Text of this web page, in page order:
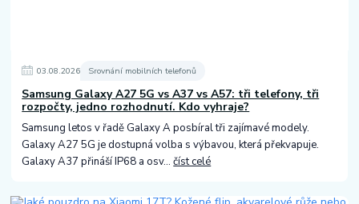
03.08.2026 Srovnání mobilních telefonů
Samsung Galaxy A27 5G vs A37 vs A57: tři telefony, tři
rozpočty, jedno rozhodnutí. Kdo vyhraje?
Samsung letos v řadě Galaxy A posbíral tři zajímavé modely.
Galaxy A27 5G je dostupná volba s výbavou, která překvapuje.
Galaxy A37 přináší IP68 a osv...číst celé